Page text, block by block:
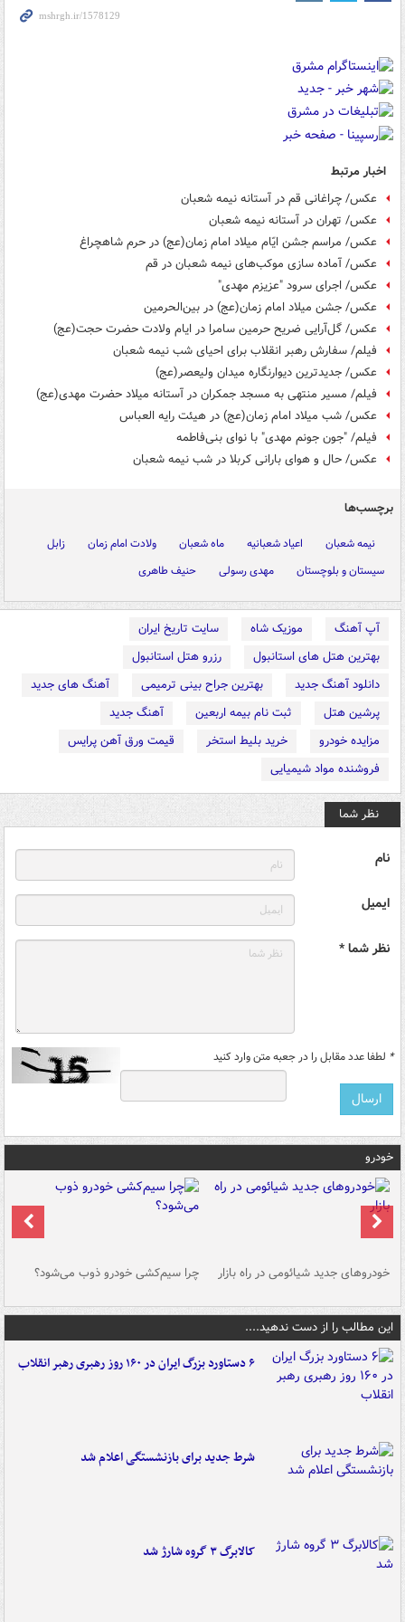
اخبار مرتبط
عکس/ چراغانی قم در آستانه نیمه شعبان
عکس/ تهران در آستانه نیمه شعبان
عکس/ مراسم جشن ایّام میلاد امام زمان(عج) در حرم شاهچراغ
عکس/ آماده سازی موکب‌های نیمه شعبان در قم
عکس/ اجرای سرود "عزیزم مهدی"
عکس/ جشن میلاد امام زمان(عج) در بین‌الحرمین
عکس/ گل‌آرایی ضریح حرمین سامرا در ایام ولادت حضرت حجت(عج)
فیلم/ سفارش رهبر انقلاب برای احیای شب نیمه شعبان
عکس/ جدیدترین دیوارنگاره میدان ولیعصر(عج)
فیلم/ مسیر منتهی به مسجد جمکران در آستانه میلاد حضرت مهدی(عج)
عکس/ شب میلاد امام زمان(عج) در هیئت رایه العباس
فیلم/ "جون جونم مهدی" با نوای بنی‌فاطمه
عکس/ حال و هوای بارانی کربلا در شب نیمه شعبان
برچسب‌ها
نیمه شعبان اعیاد شعبانیه ماه شعبان ولادت امام زمان
زابل
سیستان و بلوچستان
مهدی رسولی حنیف طاهری
آپ آهنگ موزیک شاه
سایت تاریخ ایران
بهترین هتل های استانبول
رزرو هتل استانبول
دانلود آهنگ جدید
بهترین جراح بینی ترمیمی
آهنگ های جدید
پرشین هتل
ثبت نام بیمه اربعین
آهنگ جدید
مزایده خودرو
خرید بلیط استخر
قیمت ورق آهن پرایس
فروشنده مواد شیمیایی
نظر شما
نام
ایمیل
نظر شما *
* لطفا عدد مقابل را در جعبه متن وارد کنید
خودرو
خودروهای جدید شیائومی در راه بازار چرا سیم‌کشی خودرو ذوب می‌شود؟
این مطالب را از دست ندهید....
۶ دستاورد بزرگ ایران در ۱۶۰ روز رهبری رهبر انقلاب
شرط جدید برای بازنشستگی اعلام شد
کالابرگ ۳ گروه شارژ شد